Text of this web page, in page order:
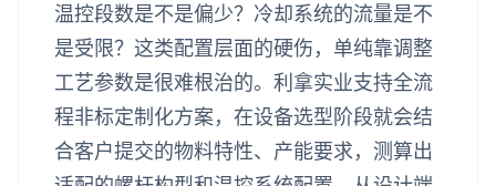
温控段数是不是偏少？冷却系统的流量是不
是受限？这类配置层面的硬伤，单纯靠调整
工艺参数是很难根治的。利拿实业支持全流
程非标定制化方案，在设备选型阶段就会结
合客户提交的物料特性、产能要求，测算出